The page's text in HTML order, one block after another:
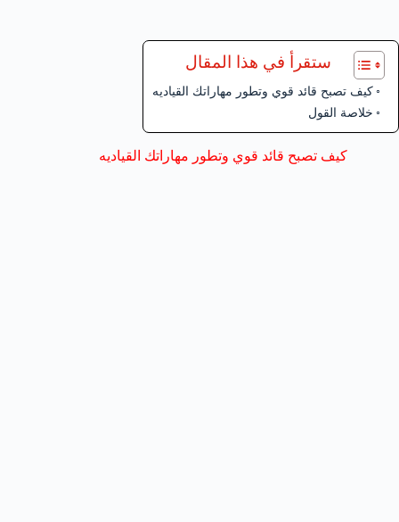
ستقرأ في هذا المقال
كيف تصبح قائد قوي وتطور مهاراتك القياديه
خلاصة القول
كيف تصبح قائد قوي وتطور مهاراتك القياديه